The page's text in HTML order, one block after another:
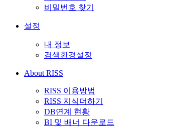
비밀번호 찾기
설정
내 정보
검색환경설정
About RISS
RISS 이용방법
RISS 지식더하기
DB연계 현황
BI 및 배너 다운로드